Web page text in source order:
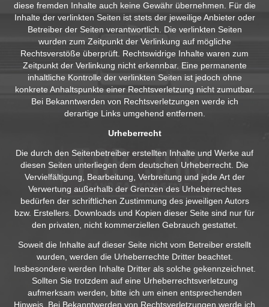
diese fremden Inhalte auch keine Gewähr übernehmen. Für die
Inhalte der verlinkten Seiten ist stets der jeweilige Anbieter oder
Betreiber der Seiten verantwortlich. Die verlinkten Seiten
wurden zum Zeitpunkt der Verlinkung auf mögliche
Rechtsverstöße überprüft. Rechtswidrige Inhalte waren zum
Zeitpunkt der Verlinkung nicht erkennbar. Eine permanente
inhaltliche Kontrolle der verlinkten Seiten ist jedoch ohne
konkrete Anhaltspunkte einer Rechtsverletzung nicht zumutbar.
Bei Bekanntwerden von Rechtsverletzungen werde ich
derartige Links umgehend entfernen.
Urheberrecht
Die durch den Seitenbetreiber erstellten Inhalte und Werke auf
diesen Seiten unterliegen dem deutschen Urheberrecht. Die
Vervielfältigung, Bearbeitung, Verbreitung und jede Art der
Verwertung außerhalb der Grenzen des Urheberrechtes
bedürfen der schriftlichen Zustimmung des jeweiligen Autors
bzw. Erstellers. Downloads und Kopien dieser Seite sind nur für
den privaten, nicht kommerziellen Gebrauch gestattet.
Soweit die Inhalte auf dieser Seite nicht vom Betreiber erstellt
wurden, werden die Urheberrechte Dritter beachtet.
Insbesondere werden Inhalte Dritter als solche gekennzeichnet.
Sollten Sie trotzdem auf eine Urheberrechtsverletzung
aufmerksam werden, bitte ich um einen entsprechenden
Hinweis. Bei Bekanntwerden von Rechtsverletzungen werde ich